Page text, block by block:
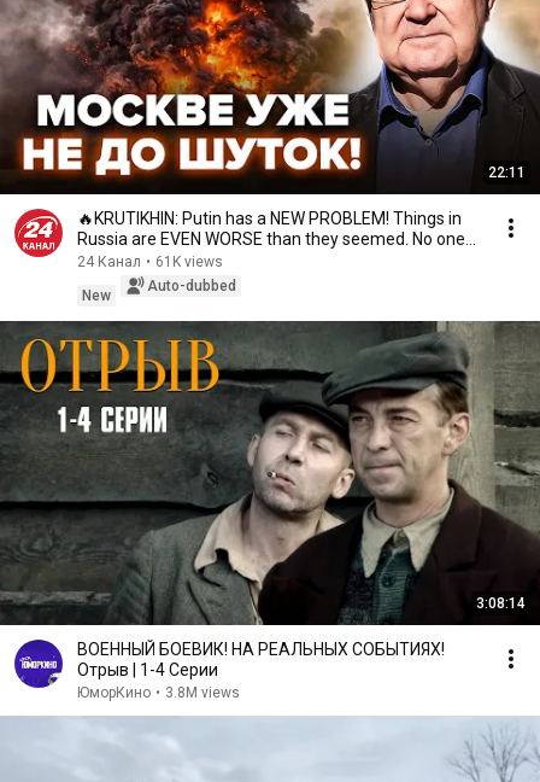
22:11
🔥KRUTIKHIN: Putin has a NEW PROBLEM! Things in
Russia are EVEN WORSE than they seemed. No one
exp...
24 Канал • 61K views
New
Auto-dubbed
3:08:14
ВОЕННЫЙ БОЕВИК! НА РЕАЛЬНЫХ СОБЫТИЯХ!
Отрыв | 1-4 Серии
ЮморКино • 3.8M views